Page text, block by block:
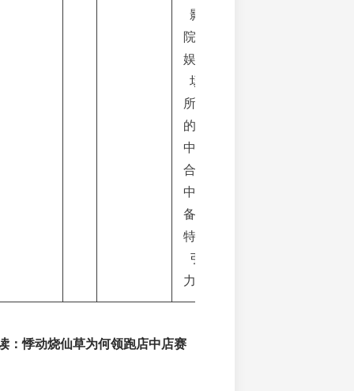
影
院、
娱乐
场
所）
的店
中店
合作
中具
备独
特吸
引
力。
：悸动烧仙草为何领跑店中店赛